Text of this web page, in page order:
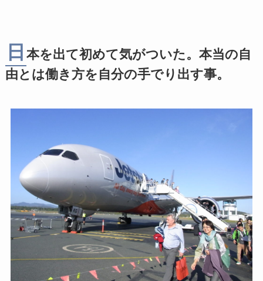
日 本を出て初めて気がついた。本当の自
由とは働き方を自分の手でり出す事。